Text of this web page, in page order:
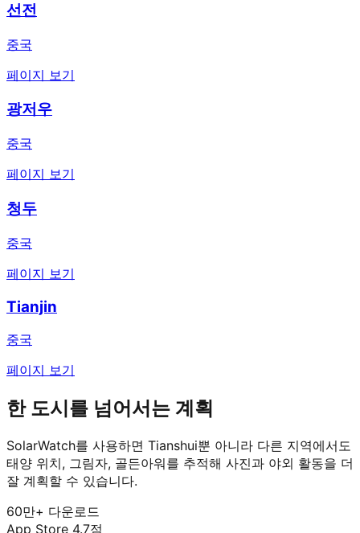
선전
중국
페이지 보기
광저우
중국
페이지 보기
청두
중국
페이지 보기
Tianjin
중국
페이지 보기
한 도시를 넘어서는 계획
SolarWatch를 사용하면 Tianshui뿐 아니라 다른 지역에서도
태양 위치, 그림자, 골든아워를 추적해 사진과 야외 활동을 더
잘 계획할 수 있습니다.
60만+ 다운로드
App Store 4.7점